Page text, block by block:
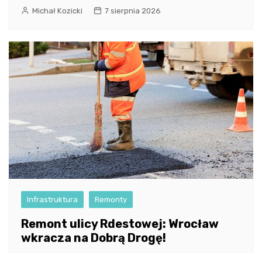
Michał Kozicki 7 sierpnia 2026
Infrastruktura Remonty
Remont ulicy Rdestowej: Wrocław
wkracza na Dobrą Drogę!